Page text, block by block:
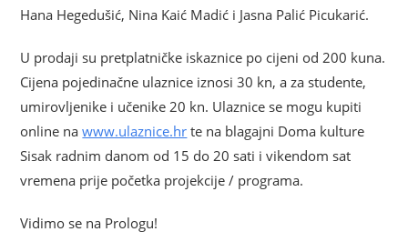
Hana Hegedušić, Nina Kaić Madić i Jasna Palić Picukarić.
U prodaji su pretplatničke iskaznice po cijeni od 200 kuna.
Cijena pojedinačne ulaznice iznosi 30 kn, a za studente,
umirovljenike i učenike 20 kn. Ulaznice se mogu kupiti
online nawww.ulaznice.hr te na blagajni Doma kulture
Sisak radnim danom od 15 do 20 sati i vikendom sat
vremena prije početka projekcije / programa.
Vidimo se na Prologu!